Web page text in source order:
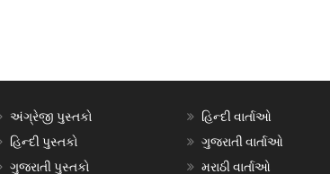
અંગ્રેજી પુસ્તકો
હિન્દી પુસ્તકો
ગુજરાતી પુસ્તકો
હિન્દી વાર્તાઓ
ગુજરાતી વાર્તાઓ
મરાઠી વાર્તાઓ